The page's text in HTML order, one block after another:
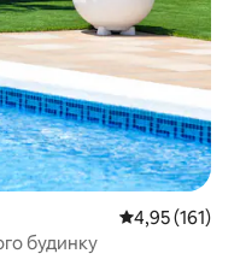
Середня
4,95 (161)
будинку